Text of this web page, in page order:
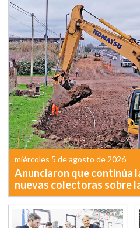
miércoles 5 de agosto de 2026
Anunciaron que continúa
nuevas colectoras sobre